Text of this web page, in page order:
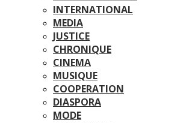
INTERNATIONAL
MEDIA
JUSTICE
CHRONIQUE
CINEMA
MUSIQUE
COOPERATION
DIASPORA
MODE